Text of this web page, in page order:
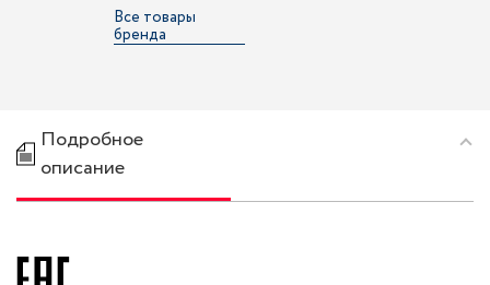
Все товары
бренда
Подробное
описание